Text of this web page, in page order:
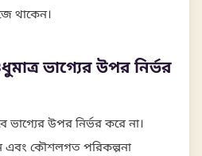
থাকেন।
ভাগ্যের উপর নির্ভর
ভাগ্যের উপর নির্ভর করে না।
এবং কৌশলগত পরিকল্পনা